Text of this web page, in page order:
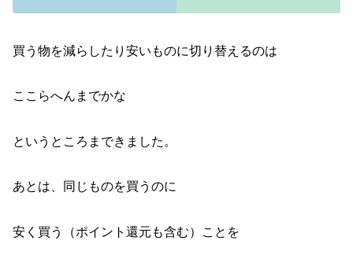
買う物を減らしたり安いものに切り替えるのは
ここらへんまでかな
というところまできました。
あとは、同じものを買うのに
安く買う（ポイント還元も含む）ことを